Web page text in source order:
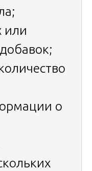
или
о